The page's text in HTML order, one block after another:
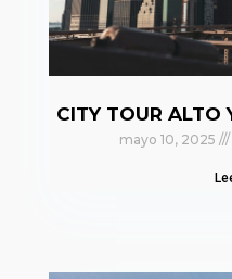
CITY TOUR ALTO
mayo 10, 2025